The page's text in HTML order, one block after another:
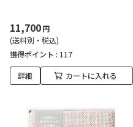
11,700円
(送料別・税込)
獲得ポイント : 117
詳細 カートに入れる